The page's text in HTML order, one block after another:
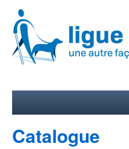
Catalogue